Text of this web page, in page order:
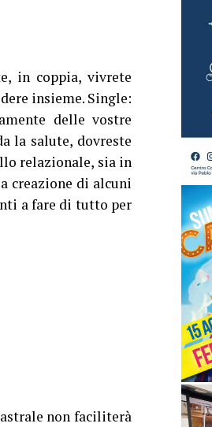
in coppia, vivrete
insieme. Single:
delle vostre
la salute, dovreste
relazionale, sia in
creazione di alcuni
a fare di tutto per
non faciliterà